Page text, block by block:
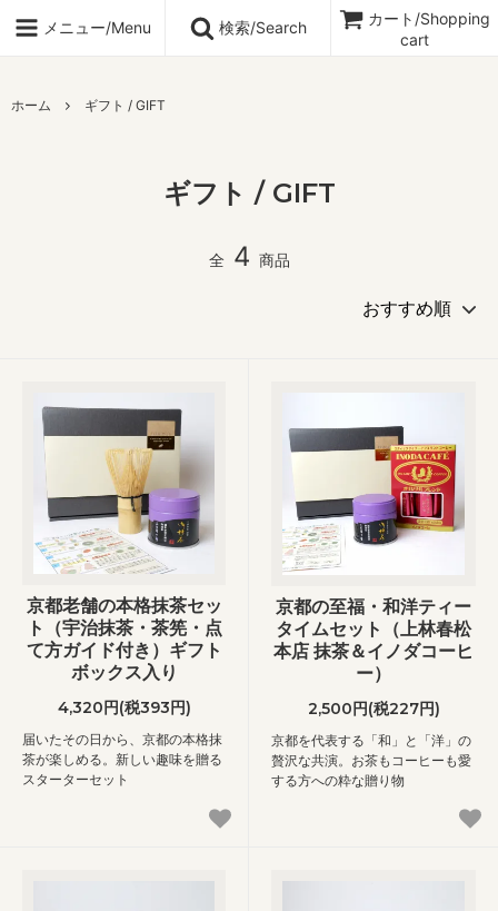
メニュー/Menu 検索/Search
カート/Shopping
cart
ホーム ギフト / GIFT
ギフト / GIFT
全 4 商品
京都老舗の本格抹茶セッ
ト（宇治抹茶・茶筅・点
て方ガイド付き）ギフト
ボックス入り
4,320円(税393円)
届いたその日から、京都の本格抹
茶が楽しめる。新しい趣味を贈る
スターターセット
京都の至福・和洋ティー
タイムセット（上林春松
本店 抹茶＆イノダコーヒ
ー）
2,500円(税227円)
京都を代表する「和」と「洋」の
贅沢な共演。お茶もコーヒーも愛
する方への粋な贈り物